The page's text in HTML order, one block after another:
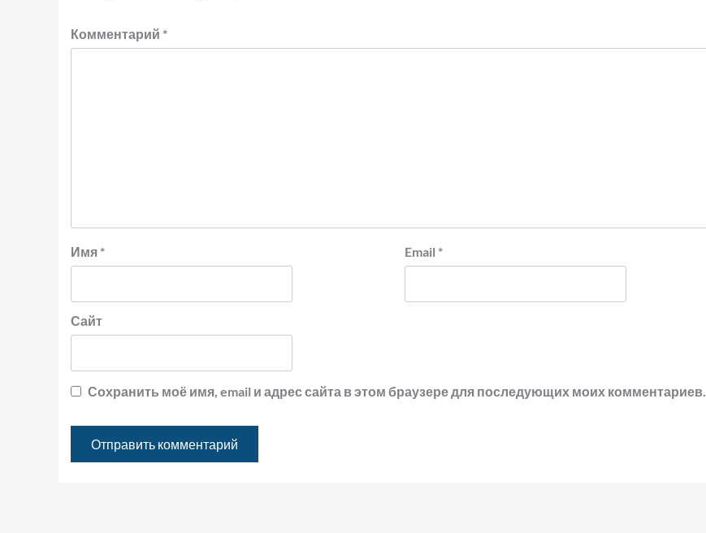
Комментарий *
Имя * Email *
Сайт
Сохранить моё имя, email и адрес сайта в этом браузере для последующих моих комментариев.